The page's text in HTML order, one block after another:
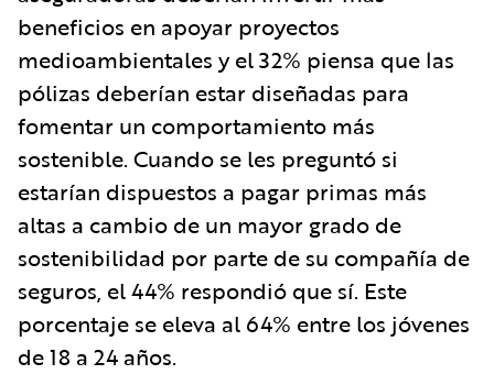
beneficios en apoyar proyectos
medioambientales y el 32% piensa que las
pólizas deberían estar diseñadas para
fomentar un comportamiento más
sostenible. Cuando se les preguntó si
estarían dispuestos a pagar primas más
altas a cambio de un mayor grado de
sostenibilidad por parte de su compañía de
seguros, el 44% respondió que sí. Este
porcentaje se eleva al 64% entre los jóvenes
de 18 a 24 años.